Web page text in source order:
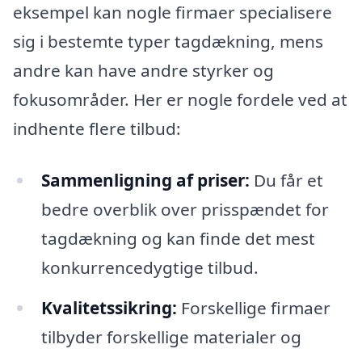
eksempel kan nogle firmaer specialisere
sig i bestemte typer tagdækning, mens
andre kan have andre styrker og
fokusområder. Her er nogle fordele ved at
indhente flere tilbud:
Sammenligning af priser: Du får et
bedre overblik over prisspændet for
tagdækning og kan finde det mest
konkurrencedygtige tilbud.
Kvalitetssikring: Forskellige firmaer
tilbyder forskellige materialer og